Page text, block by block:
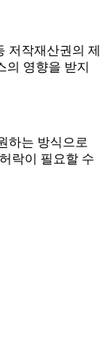
저작재산권의 제
의 영향을 받지
하는 방식으로
락이 필요할 수